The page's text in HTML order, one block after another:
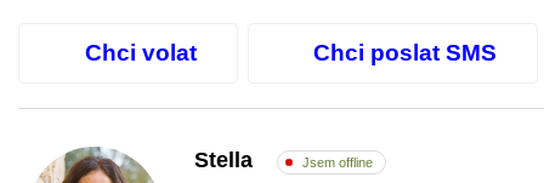
Chci volat Chci poslat SMS
Stella Jsem offline